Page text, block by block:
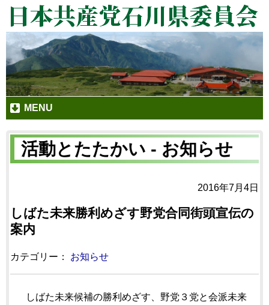
MENU
活動とたたかい - お知らせ
2016年7月4日
しばた未来勝利めざす野党合同街頭宣伝の
案内
カテゴリー： お知らせ
しばた未来候補の勝利めざす、野党３党と会派未来